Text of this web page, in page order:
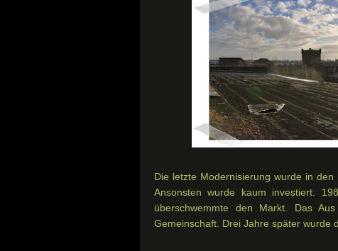
Die letzte Modernisierung wurde in
Ansonsten wurde kaum investiert.
überschwemmte den Markt. Das
Gemeinschaft. Drei Jahre später wurde